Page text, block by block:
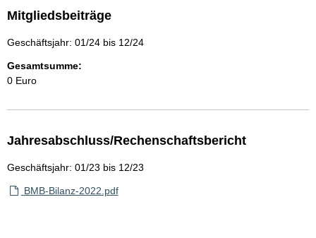
Mitgliedsbeiträge
Geschäftsjahr: 01/24 bis 12/24
Gesamtsumme:
0 Euro
Jahresabschluss/Rechenschaftsbericht
Geschäftsjahr: 01/23 bis 12/23
BMB-Bilanz-2022.pdf